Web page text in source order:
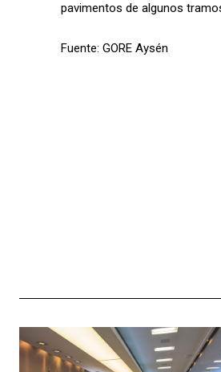
pavimentos de algunos
Fuente: GORE Aysén